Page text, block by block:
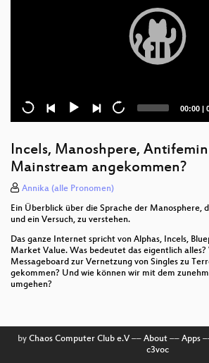
Current
00:00 |
Incels, Manoshpere,
Mainstream angekommen?
Annika (alle Pronomen)
Ein Überblick über die Sprache der Manosphere,
und ein Versuch, zu verstehen.
Das ganze Internet spricht von Alphas, Incels,
Market Value. Was bedeutet das eigentlich alles?
Messageboard zur Vernetzung von Singles zu
gekommen? Und wie können wir mit dem
umgehen?
by Chaos Computer Club e.V–– About–– Apps
c3voc